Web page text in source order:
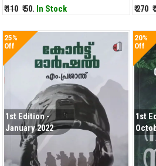
₹ 110 ₹ 50. In Stock
₹ 270
25%
Off
1st Edition -
January 2022
20%
Off
1st